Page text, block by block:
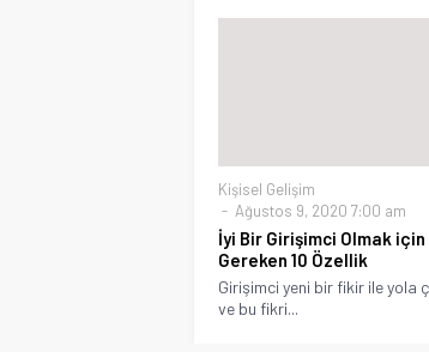
Kişisel Gelişim
Ağustos 9, 2020 7:00 am
İyi Bir Girişimci Olmak için
Gereken 10 Özellik
Girişimci yeni bir fikir ile yola
ve bu fikri...